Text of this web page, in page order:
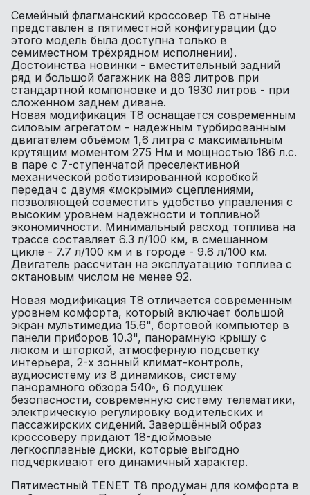
Семейный флагманский кроссовер T8 отныне
представлен в пятиместной конфигурации (до
этого модель была доступна только в
семиместном трёхрядном исполнении).
Достоинства новинки - вместительный задний
ряд и большой багажник на 889 литров при
стандартной компоновке и до 1930 литров - при
сложенном заднем диване.
Новая модификация T8 оснащается современным
силовым агрегатом - надежным турбированным
двигателем объёмом 1,6 литра с максимальным
крутящим моментом 275 Нм и мощностью 186 л.с.
в паре с 7-ступенчатой преселективной
механической роботизированной коробкой
передач с двумя «мокрыми» сцеплениями,
позволяющей совместить удобство управления с
высоким уровнем надежности и топливной
экономичности. Минимальный расход топлива на
трассе составляет 6.3 л/100 км, в смешанном
цикле - 7.7 л/100 км и в городе - 9.6 л/100 км.
Двигатель рассчитан на эксплуатацию топлива с
октановым числом не менее 92.
Новая модификация T8 отличается современным
уровнем комфорта, который включает большой
экран мультимедиа 15.6", бортовой компьютер в
панели приборов 10.3", панорамную крышу с
люком и шторкой, атмосферную подсветку
интерьера, 2-х зонный климат-контроль,
аудиосистему из 8 динамиков, систему
панорамного обзора 540◦, 6 подушек
безопасности, современную систему телематики,
электрическую регулировку водительских и
пассажирских сидений. Завершённый образ
кроссоверу придают 18-дюймовые
легкосплавные диски, которые выгодно
подчёркивают его динамичный характер.
Пятиместный TENET T8 продуман для комфорта в